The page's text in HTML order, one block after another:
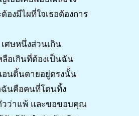
องมีไผที่ใจเธอต้องการ
ศษหนึ่งส่วนเกิน
ลือเกินที่ต้องเป็นฉัน
อนดิ้นตายอยู่ตรงนั้น
ฉันคือคนที่โดนทิ้ง
วว่าแพ้ และขอขอบคุณ